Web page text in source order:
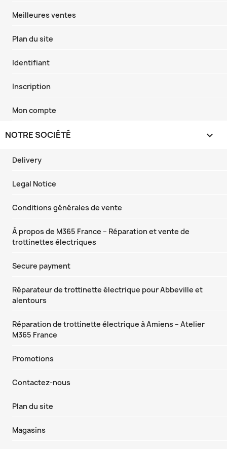
Meilleures ventes
Plan du site
Identifiant
Inscription
Mon compte
NOTRE SOCIÉTÉ 
Delivery
Legal Notice
Conditions générales de vente
À propos de M365 France – Réparation et vente de
trottinettes électriques
Secure payment
Réparateur de trottinette électrique pour Abbeville et
alentours
Réparation de trottinette électrique à Amiens – Atelier
M365 France
Promotions
Contactez-nous
Plan du site
Magasins